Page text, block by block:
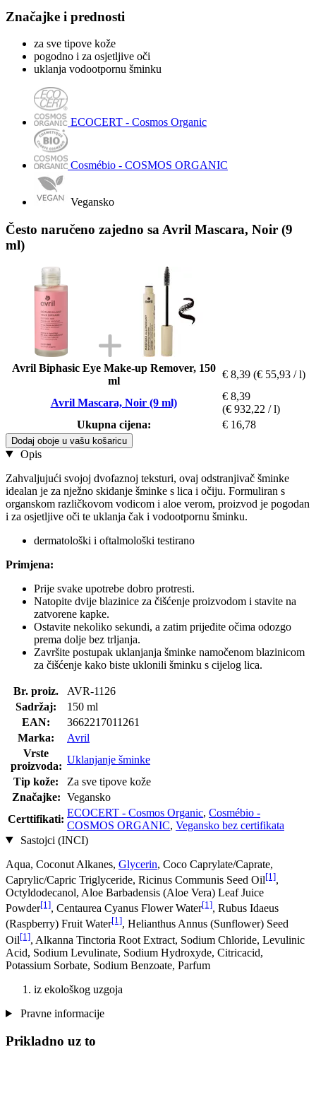
Značajke i prednosti
za sve tipove kože
pogodno i za osjetljive oči
uklanja vodootpornu šminku
ECOCERT - Cosmos Organic
Cosmébio - COSMOS ORGANIC
Vegansko
Često naručeno zajedno sa Avril Mascara, Noir (9
ml)
Avril Biphasic Eye Make-up Remover, 150
ml
€ 8,39 (€ 55,93 / l)
Avril Mascara, Noir (9 ml)
€ 8,39
(€ 932,22 / l)
Ukupna cijena:
€ 16,78
Dodaj oboje u vašu košaricu
Opis
Zahvaljujući svojoj dvofaznoj teksturi, ovaj odstranjivač šminke
idealan je za nježno skidanje šminke s lica i očiju. Formuliran s
organskom različkovom vodicom i aloe verom, proizvod je pogodan
i za osjetljive oči te uklanja čak i vodootpornu šminku.
dermatološki i oftalmološki testirano
Primjena:
Prije svake upotrebe dobro protresti.
Natopite dvije blazinice za čišćenje proizvodom i stavite na
zatvorene kapke.
Ostavite nekoliko sekundi, a zatim prijeđite očima odozgo
prema dolje bez trljanja.
Završite postupak uklanjanja šminke namočenom blazinicom
za čišćenje kako biste uklonili šminku s cijelog lica.
Br. proiz.
AVR-1126
Sadržaj:
150 ml
EAN:
3662217011261
Marka:
Avril
Vrste
proizvoda:
Uklanjanje šminke
Tip kože:
Za sve tipove kože
Značajke: Vegansko
Certtifikati:
ECOCERT - Cosmos Organic, Cosmébio -
COSMOS ORGANIC, Vegansko bez certifikata
Sastojci (INCI)
Aqua, Coconut Alkanes, Glycerin, Coco Caprylate/Caprate,
Caprylic/Capric Triglyceride, Ricinus Communis Seed Oil[1],
Octyldodecanol, Aloe Barbadensis (Aloe Vera) Leaf Juice
Powder[1], Centaurea Cyanus Flower Water[1], Rubus Idaeus
(Raspberry) Fruit Water[1], Helianthus Annus (Sunflower) Seed
Oil[1], Alkanna Tinctoria Root Extract, Sodium Chloride, Levulinic
Acid, Sodium Levulinate, Sodium Hydroxyde, Citricacid,
Potassium Sorbate, Sodium Benzoate, Parfum
iz ekološkog uzgoja
Pravne informacije
Prikladno uz to